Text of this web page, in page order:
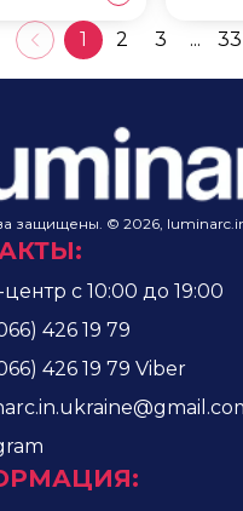
1 2 3 ... 33
защищены. © 2026,
:
с 10:00 до 19:00
426 19 79
426 19 79 Viber
: